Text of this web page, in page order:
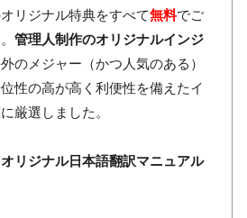
リジナル特典をすべて無料でご
管理人制作のオリジナルインジ
のメジャー（かつ人気のある）
性の高が高く利便性を備えたイ
厳選しました。
オリジナル日本語翻訳マニュアル